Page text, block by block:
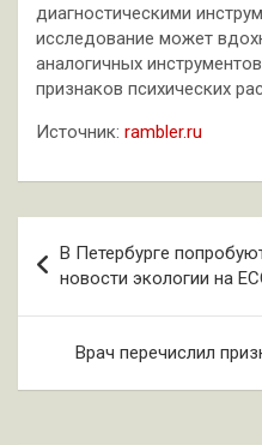
диагностическими
исследование может
аналогичных
признаков психических
Источник: rambler.ru
по
записям
В Петербурге
новости экологии на
Врач перечислил